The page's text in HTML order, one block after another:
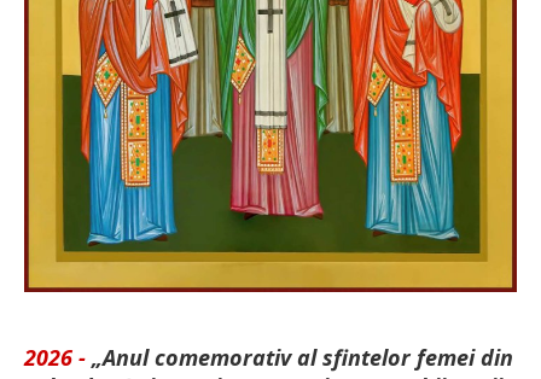
2026 - „Anul comemorativ al sfintelor femei din